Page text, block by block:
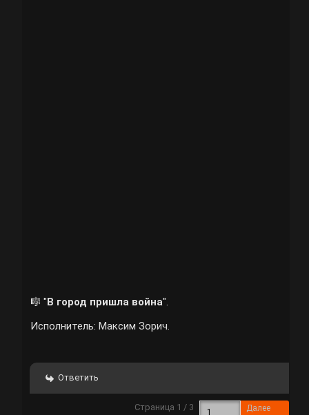
🎼 "В город пришла война".
Исполнитель: Максим Зорич.
Ответить
Страница 1 / 3 Далее